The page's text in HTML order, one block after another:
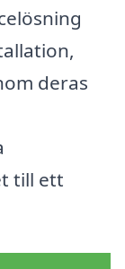
deras
till ett